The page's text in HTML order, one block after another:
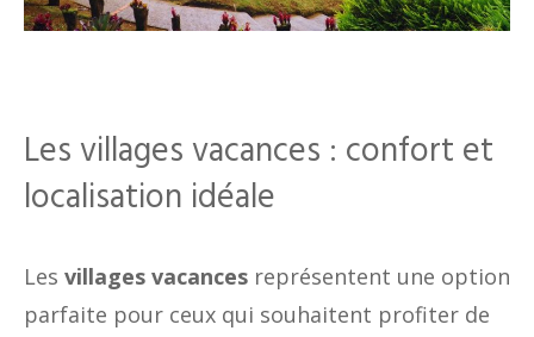
Les villages vacances : confort et
localisation idéale
Les villages vacances représentent une option
parfaite pour ceux qui souhaitent profiter de